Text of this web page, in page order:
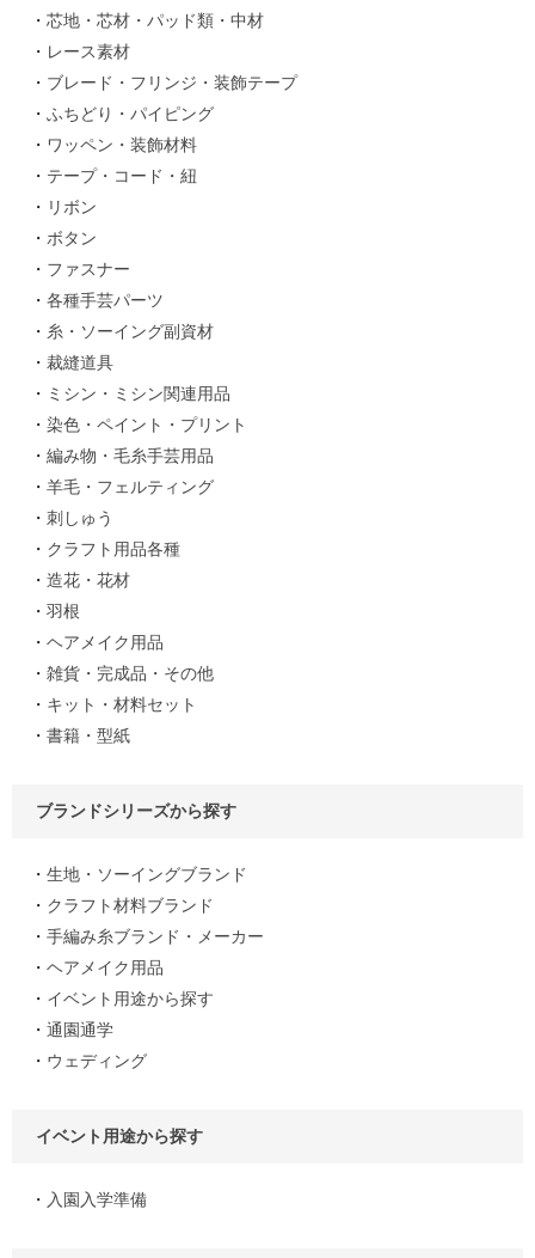
芯地・芯材・パッド類・中材
レース素材
ブレード・フリンジ・装飾テープ
ふちどり・パイピング
ワッペン・装飾材料
テープ・コード・紐
リボン
ボタン
ファスナー
各種手芸パーツ
糸・ソーイング副資材
裁縫道具
ミシン・ミシン関連用品
染色・ペイント・プリント
編み物・毛糸手芸用品
羊毛・フェルティング
刺しゅう
クラフト用品各種
造花・花材
羽根
ヘアメイク用品
雑貨・完成品・その他
キット・材料セット
書籍・型紙
ブランドシリーズから探す
生地・ソーイングブランド
クラフト材料ブランド
手編み糸ブランド・メーカー
ヘアメイク用品
イベント用途から探す
通園通学
ウェディング
イベント用途から探す
入園入学準備